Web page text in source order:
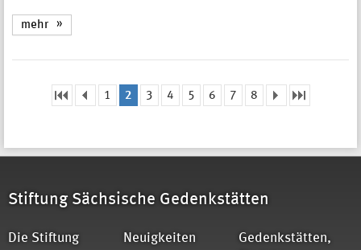
mehr
1 2 3 4 5 6 7 8
Stiftung Sächsische Gedenkstätten
Die Stiftung Neuigkeiten
Gedenkstätten,